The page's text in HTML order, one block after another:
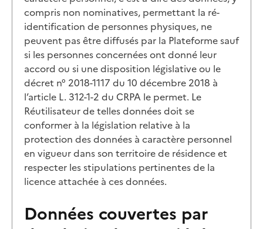
compris non nominatives, permettant la ré-
identification de personnes physiques, ne
peuvent pas être diffusés par la Plateforme sauf
si les personnes concernées ont donné leur
accord ou si une disposition législative ou le
décret n° 2018-1117 du 10 décembre 2018 à
l’article L. 312-1-2 du CRPA le permet. Le
Réutilisateur de telles données doit se
conformer à la législation relative à la
protection des données à caractère personnel
en vigueur dans son territoire de résidence et
respecter les stipulations pertinentes de la
licence attachée à ces données.
Données couvertes par